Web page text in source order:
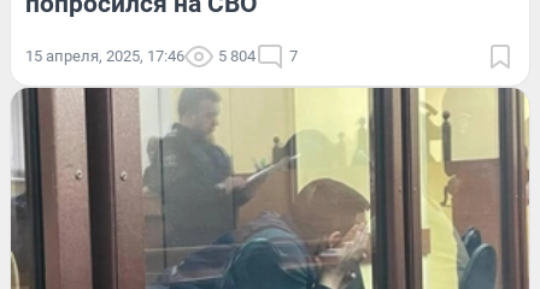
15 апреля, 2025, 17:46 5 804 7